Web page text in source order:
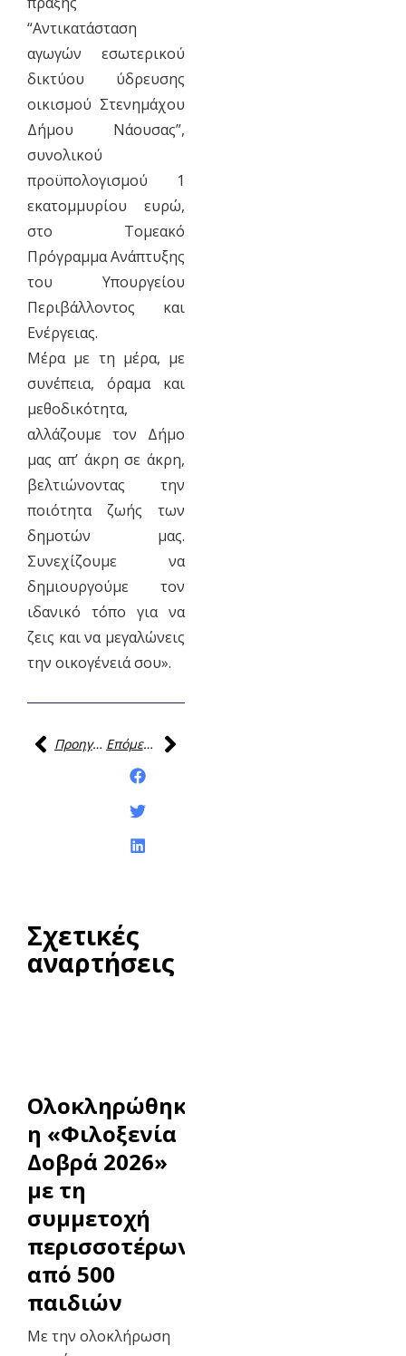
“Αντικατάσταση
αγωγών εσωτερικού
δικτύου ύδρευσης
οικισμού Στενημάχου
Δήμου Νάουσας”,
συνολικού
προϋπολογισμού 1
εκατομμυρίου ευρώ,
στο Τομεακό
Πρόγραμμα Ανάπτυξης
του Υπουργείου
Περιβάλλοντος και
Ενέργειας.
Μέρα με τη μέρα, με
συνέπεια, όραμα και
μεθοδικότητα,
αλλάζουμε τον Δήμο
μας απ’ άκρη σε άκρη,
βελτιώνοντας την
ποιότητα ζωής των
δημοτών μας.
Συνεχίζουμε να
δημιουργούμε τον
ιδανικό τόπο για να
ζεις και να μεγαλώνεις
την οικογένειά σου».
Προηγούμενη
Επόμενη
Σχετικές
αναρτήσεις
Ολοκληρώθηκε
η «Φιλοξενία
Δοβρά 2026»
με τη
συμμετοχή
περισσοτέρων
από 500
παιδιών
Με την ολοκλήρωση